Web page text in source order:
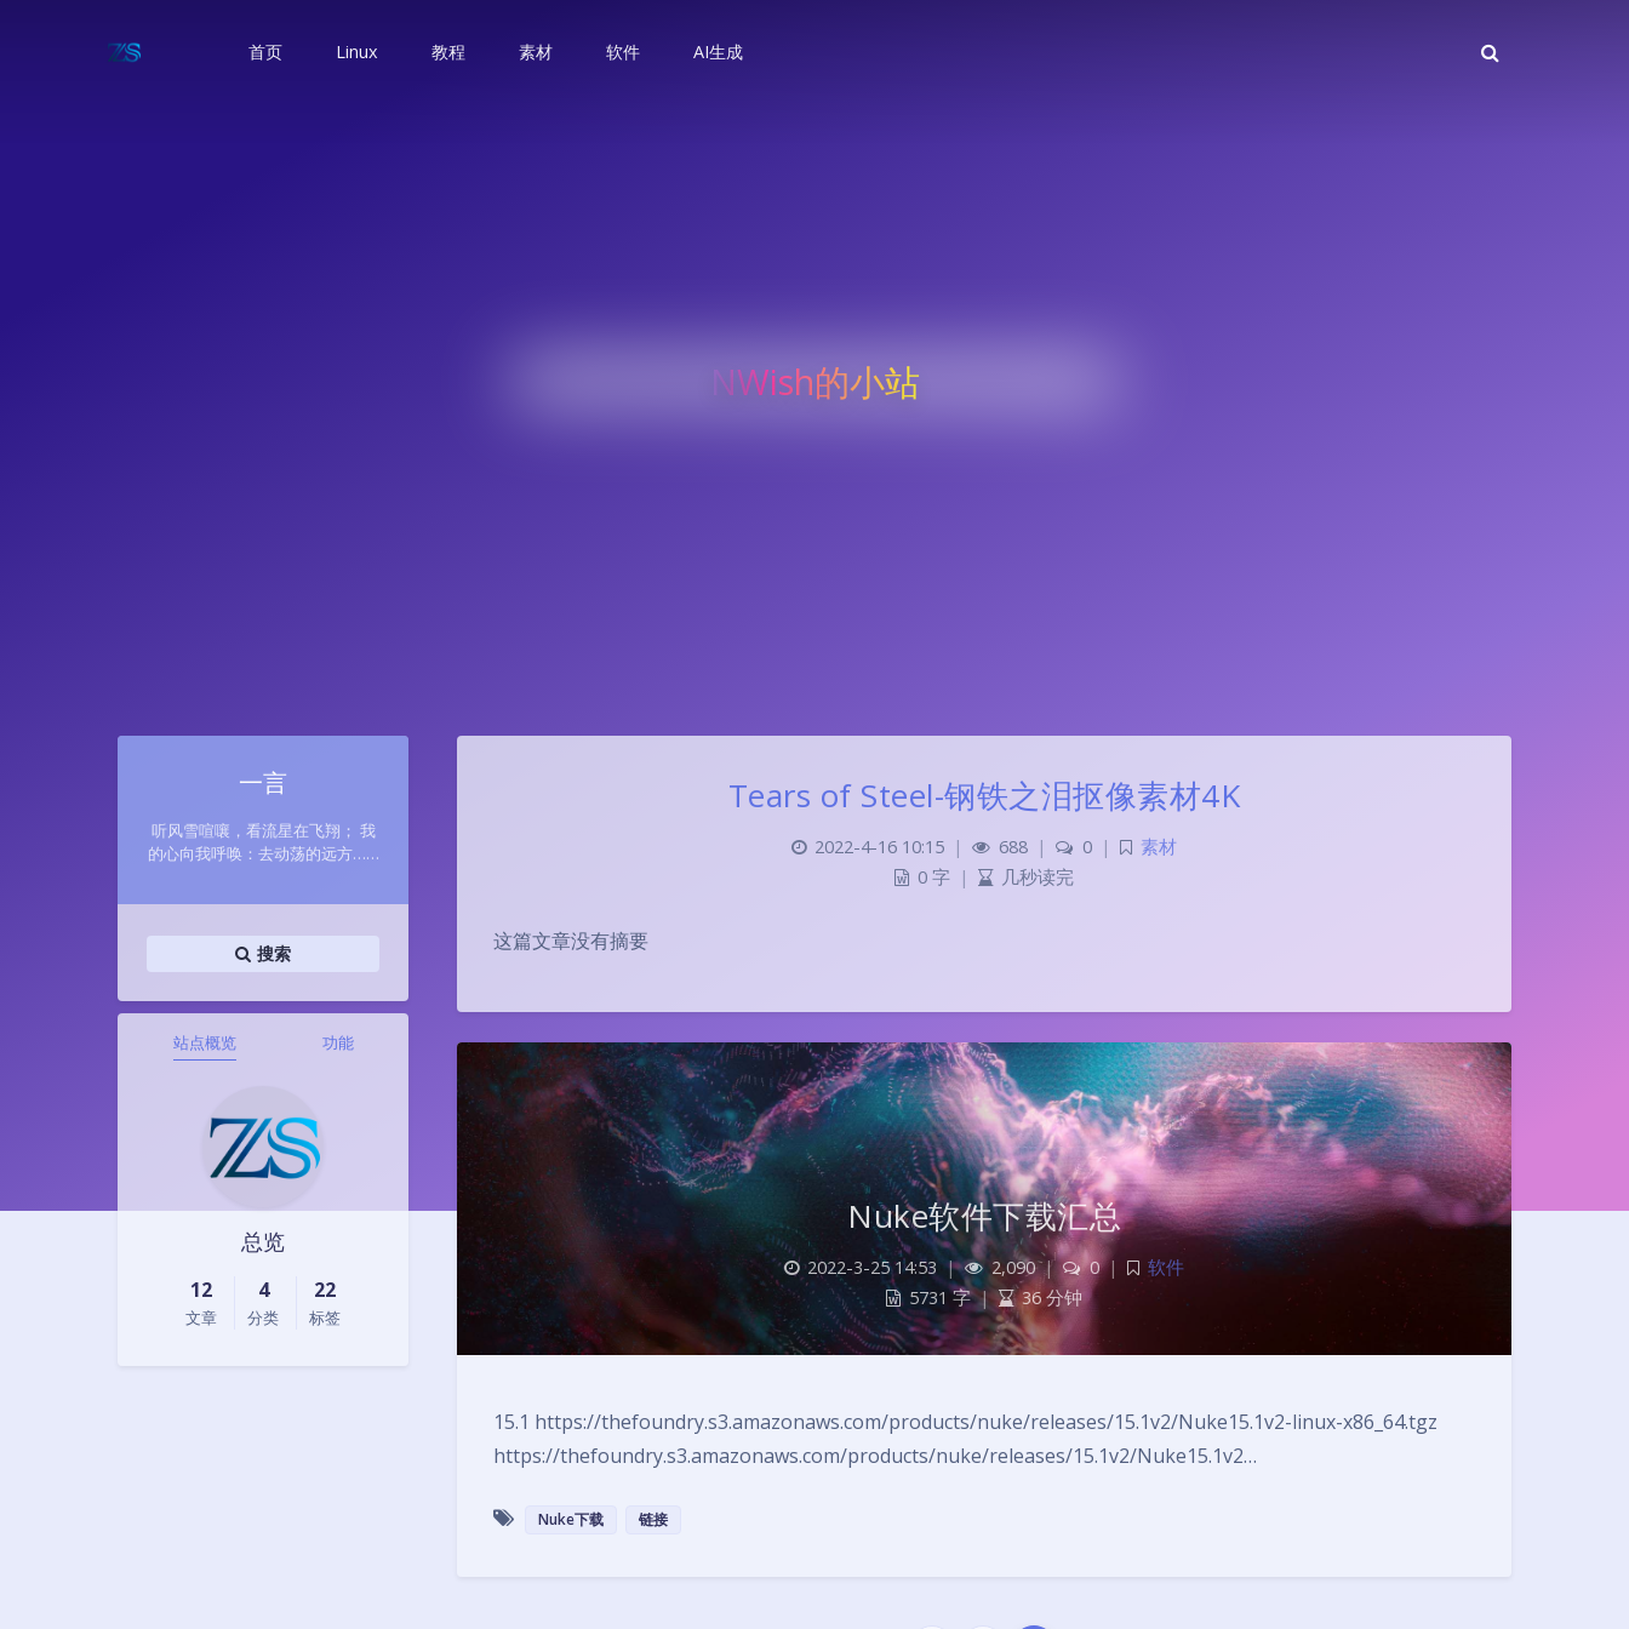
首页 Linux 教程 素材 软件 AI生成
NWish的小站
夜间模式
关闭
一言
听风雪喧嚷，看流星在飞翔； 我
的心向我呼唤：去动荡的远方……
搜索
站点概览 功能
总览
12
文章
4
分类
22
标签
Tears of Steel-钢铁之泪抠像素材4K
2022-4-16 10:15 | 688 | 0 |
素材
0 字 | 几秒读完
这篇文章没有摘要
Nuke软件下载汇总
2022-3-25 14:53 | 2,090 | 0 |
软件
5731 字 | 36 分钟
15.1 https://thefoundry.s3.amazonaws.com/products/nuke/releases/15.1v2/Nuke15.1v2-linux-x86_64.tgz
https://thefoundry.s3.amazonaws.com/products/nuke/releases/15.1v2/Nuke15.1v2…
Nuke下载 链接